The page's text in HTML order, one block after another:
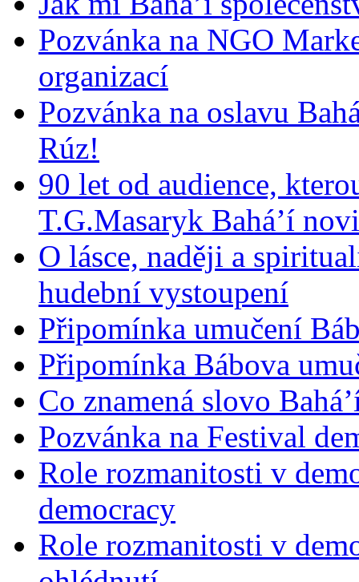
Pozvánka na NGO
organizací
Pozvánka na oslavu
Rúz!
90 let od audience,
T.G.Masaryk Bahá’í
O lásce, naději a
hudební vystoupení
Připomínka umučení
Připomínka Bábova
Co znamená slovo
Pozvánka na Festival
Role rozmanitosti v
democracy
Role rozmanitosti v